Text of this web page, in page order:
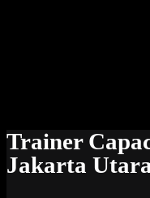
Trainer
Jakarta